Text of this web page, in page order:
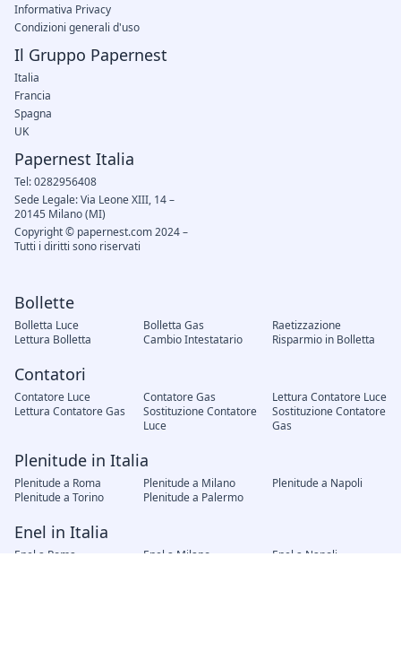
Bollette
Bolletta Luce Bolletta Gas
Raetizzazione
Lettura Bolletta
Cambio Intestatario Risparmio in Bolletta
Contatori
Contatore Luce Contatore Gas
Lettura Contatore Luce
Lettura Contatore Gas
Sostituzione Contatore
Luce
Sostituzione Contatore
Gas
Plenitude in Italia
Plenitude a Roma Plenitude a Milano
Plenitude a Napoli
Plenitude a Torino
Plenitude a Palermo
Enel in Italia
Enel a Roma Enel a Milano
Enel a Napoli
Informativa Privacy
Condizioni generali d'uso
Il Gruppo Papernest
Italia
Francia
Spagna
UK
Papernest Italia
Tel: 0282956408
Sede Legale: Via Leone XIII, 14 –
20145 Milano (MI)
Copyright © papernest.com 2024 –
Tutti i diritti sono riservati